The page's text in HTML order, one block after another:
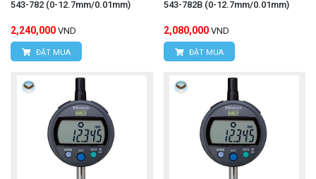
543-782 (0-12.7mm/0.01mm)
2,240,000 VND
ĐẶT MUA
543-782B (0-12.7mm/0.01mm)
2,080,000 VND
ĐẶT MUA